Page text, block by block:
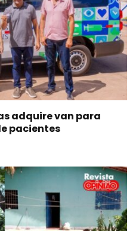
adquire van para
pacientes